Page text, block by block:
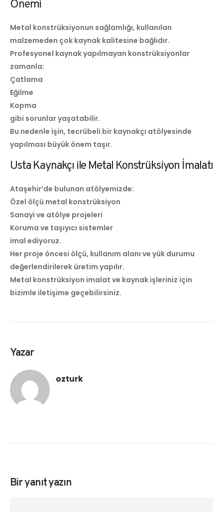
Önemi
Metal konstrüksiyonun sağlamlığı, kullanılan
malzemeden çok kaynak kalitesine bağlıdır.
Profesyonel kaynak yapılmayan konstrüksiyonlar
zamanla:
Çatlama
Eğilme
Kopma
gibi sorunlar yaşatabilir.
Bu nedenle işin, tecrübeli bir kaynakçı atölyesinde
yapılması büyük önem taşır.
Usta Kaynakçı ile Metal Konstrüksiyon İmalatı
Ataşehir’de bulunan atölyemizde:
Özel ölçü metal konstrüksiyon
Sanayi ve atölye projeleri
Koruma ve taşıyıcı sistemler
imal ediyoruz.
Her proje öncesi ölçü, kullanım alanı ve yük durumu
değerlendirilerek üretim yapılır.
Metal konstrüksiyon imalat ve kaynak işleriniz için
bizimle iletişime geçebilirsiniz.
Yazar
ozturk
Bir yanıt yazın